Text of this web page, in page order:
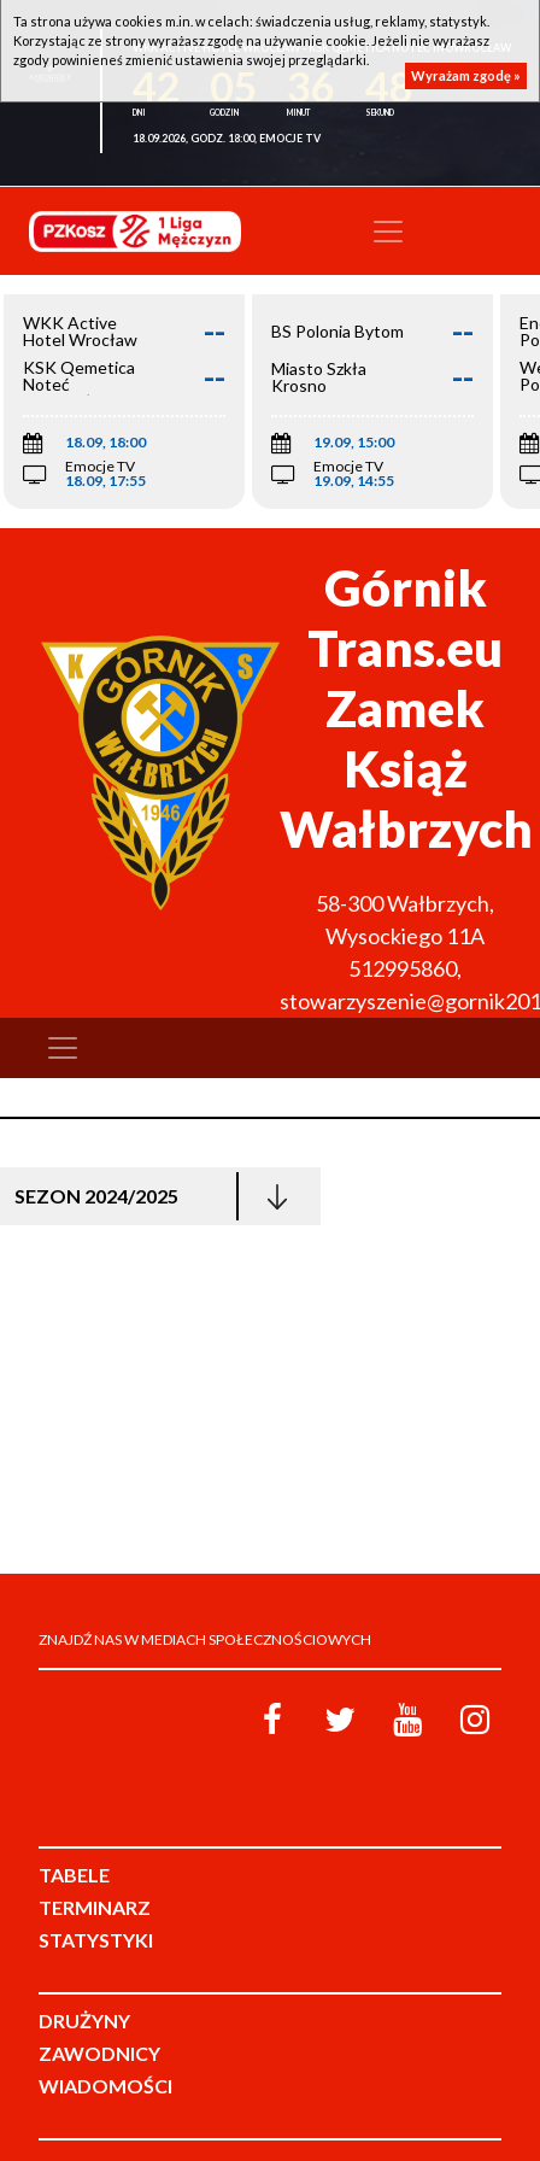
WKK ACTIVE HOTEL WROCŁAW - KSK QEMETICA NOTEĆ INOWROCŁAW
47
18.09.2026, GODZ. 18:00, EMOCJE TV
WKK Active
Hotel Wrocław
--
KSK Qemetica
Noteć
Inowrocław
--
18.09, 18:00
Emocje TV
18.09, 17:55
BS Polonia Bytom --
Miasto Szkła
Krosno
--
19.09, 15:00
Emocje TV
19.09, 14:55
Górnik
Trans.eu
Zamek
Książ
Wałbrzych
58-300Wałbrzych,
Wysockiego 11A
512995860,
SEZON 2024/2025
ZNAJDŹ NAS W MEDIACH SPOŁECZNOŚCIOWYCH
TABELE
TERMINARZ
STATYSTYKI
DRUŻYNY
ZAWODNICY
WIADOMOŚCI
Ta strona używa cookies m.in. w celach: świadczenia usług, reklamy, statystyk.
Korzystając ze strony wyrażasz zgodę na używanie cookie. Jeżeli nie wyrażasz
zgody powinieneś zmienić ustawienia swojej przeglądarki.
Wyrażam zgodę »